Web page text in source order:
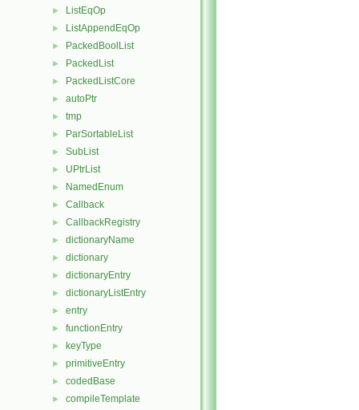
► ListEqOp
► ListAppendEqOp
► PackedBoolList
► PackedList
► PackedListCore
► autoPtr
► tmp
► ParSortableList
► SubList
► UPtrList
► NamedEnum
► Callback
► CallbackRegistry
► dictionaryName
► dictionary
► dictionaryEntry
► dictionaryListEntry
► entry
► functionEntry
► keyType
► primitiveEntry
► codedBase
► compileTemplate